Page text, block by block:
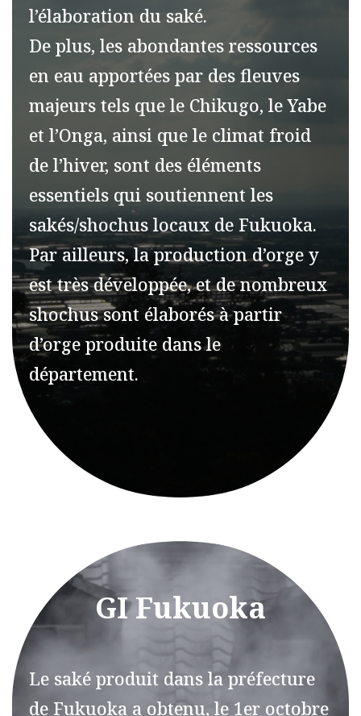
l’élaboration du saké.
De plus, les abondantes ressources
en eau apportées par des fleuves
majeurs tels que le Chikugo, le Yabe
et l’Onga, ainsi que le climat froid
de l’hiver, sont des éléments
essentiels qui soutiennent les
sakés/shochus locaux de Fukuoka.
Par ailleurs, la production d’orge y
est très développée, et de nombreux
shochus sont élaborés à partir
d’orge produite dans le
département.
GI Fukuoka
Le saké produit dans la préfecture
de Fukuoka a obtenu, le 1er octobre